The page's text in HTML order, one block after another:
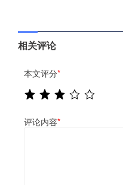
相关评论
本文评分*
评论内容*